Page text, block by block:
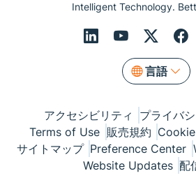
Intelligent Technology.
言語
アクセシビリティ
プライバ
Terms of Use 販売規約
サイトマップ Preference Center
Website Updates 配